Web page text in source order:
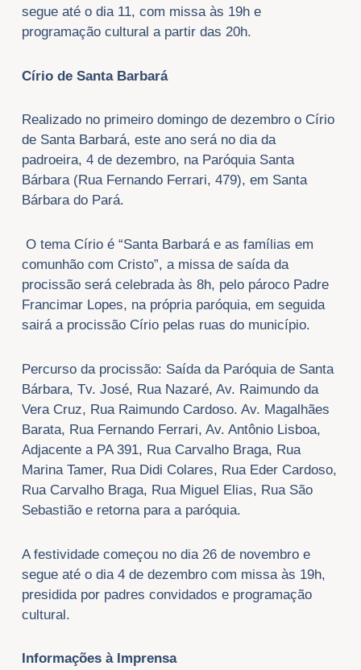
segue até o dia 11, com missa às 19h e
programação cultural a partir das 20h.
Círio de Santa Barbará
Realizado no primeiro domingo de dezembro o Círio
de Santa Barbará, este ano será no dia da
padroeira, 4 de dezembro, na Paróquia Santa
Bárbara (Rua Fernando Ferrari, 479), em Santa
Bárbara do Pará.
O tema Círio é “Santa Barbará e as famílias em
comunhão com Cristo”, a missa de saída da
procissão será celebrada às 8h, pelo pároco Padre
Francimar Lopes, na própria paróquia, em seguida
sairá a procissão Círio pelas ruas do município.
Percurso da procissão: Saída da Paróquia de Santa
Bárbara, Tv. José, Rua Nazaré, Av. Raimundo da
Vera Cruz, Rua Raimundo Cardoso. Av. Magalhães
Barata, Rua Fernando Ferrari, Av. Antônio Lisboa,
Adjacente a PA 391, Rua Carvalho Braga, Rua
Marina Tamer, Rua Didi Colares, Rua Eder Cardoso,
Rua Carvalho Braga, Rua Miguel Elias, Rua São
Sebastião e retorna para a paróquia.
A festividade começou no dia 26 de novembro e
segue até o dia 4 de dezembro com missa às 19h,
presidida por padres convidados e programação
cultural.
Informações à Imprensa